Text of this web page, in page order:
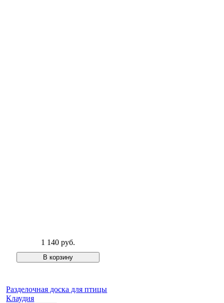
1 140 руб.
Разделочная доска для птицы
Клаудия